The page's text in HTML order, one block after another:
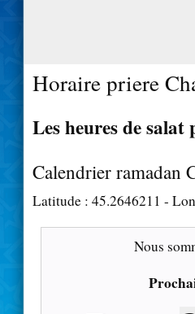
Horaire priere
Les heures de salat
Calendrier ramadan
Latitude : 45.2646211 -
Nous